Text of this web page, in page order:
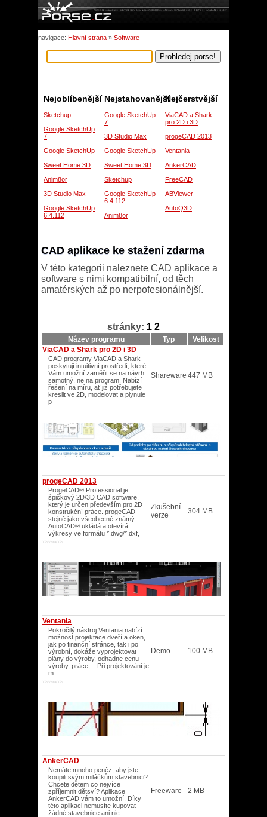
navigace: Hlavní strana » Software
Nejčerstvější
ViaCAD a Shark
pro 2D i 3D
progeCAD 2013
Ventania
AnkerCAD
FreeCAD
ABViewer
AutoQ3D
Nejstahovanější
Google SketchUp
7
3D Studio Max
Google SketchUp
Sweet Home 3D
Sketchup
Google SketchUp
6.4.112
Anim8or
Nejoblíbenější
Sketchup
Google SketchUp
7
Google SketchUp
Sweet Home 3D
Anim8or
3D Studio Max
Google SketchUp
6.4.112
CAD aplikace ke stažení zdarma
V této kategorii naleznete CAD aplikace a
software s nimi kompatibilní, od těch
amatérských až po nerpofesionálnější.
stránky: 1 2
Název programu Typ
Velikost
ViaCAD a Shark pro 2D i 3D
CAD programy ViaCAD a Shark
poskytují intuitivní prostředí, které
Vám umožní zaměřit se na návrh
samotný, ne na program. Nabízí
řešení na míru, ať již potřebujete
kreslit ve 2D, modelovat a plynule
p
Shareware 447 MB
progeCAD 2013
ProgeCAD® Professional je
špičkový 2D/3D CAD software,
který je určen především pro 2D
konstrukční práce. progeCAD
stejně jako všeobecně známý
AutoCAD® ukládá a otevírá
výkresy ve formátu *.dwg/*.dxf,
XP/Vista/XP/
Zkušební
verze
304 MB
Ventania
Pokročilý nástroj Ventania nabízí
možnost projektace dveří a oken,
jak po finanční stránce, tak i po
výrobní, dokáže vyprojektovat
plány do výroby, odhadne cenu
výroby, práce,... Při projektování je
m
XP/Vista/XP/
Demo 100 MB
AnkerCAD
Nemáte mnoho peněz, aby jste
koupili svým miláčkům stavebnici?
Chcete dětem co nejvíce
zpříjemnit dětsví? Aplikace
AnkerCAD vám to umožní. Díky
této aplikaci nemusíte kupovat
žádné stavebnice ani nic
Freeware 2 MB